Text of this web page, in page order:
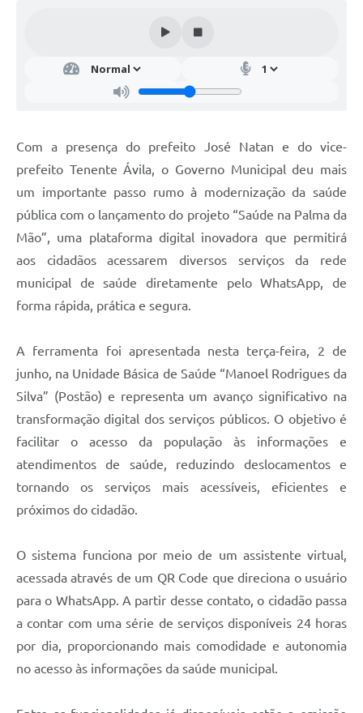
Com a presença do prefeito José Natan e do vice-
prefeito Tenente Ávila, o Governo Municipal deu mais
um importante passo rumo à modernização da saúde
pública com o lançamento do projeto “Saúde na Palma da
Mão”, uma plataforma digital inovadora que permitirá
aos cidadãos acessarem diversos serviços da rede
municipal de saúde diretamente pelo WhatsApp, de
forma rápida, prática e segura.
A ferramenta foi apresentada nesta terça-feira, 2 de
junho, na Unidade Básica de Saúde “Manoel Rodrigues da
Silva” (Postão) e representa um avanço significativo na
transformação digital dos serviços públicos. O objetivo é
facilitar o acesso da população às informações e
atendimentos de saúde, reduzindo deslocamentos e
tornando os serviços mais acessíveis, eficientes e
próximos do cidadão.
O sistema funciona por meio de um assistente virtual,
acessada através de um QR Code que direciona o usuário
para o WhatsApp. A partir desse contato, o cidadão passa
a contar com uma série de serviços disponíveis 24 horas
por dia, proporcionando mais comodidade e autonomia
no acesso às informações da saúde municipal.